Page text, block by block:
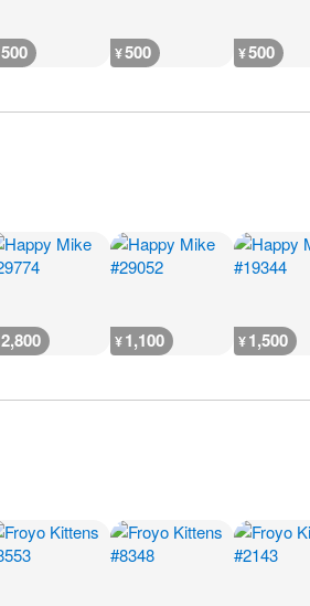
500 ¥500 ¥500
2,800 ¥1,100 ¥1,500